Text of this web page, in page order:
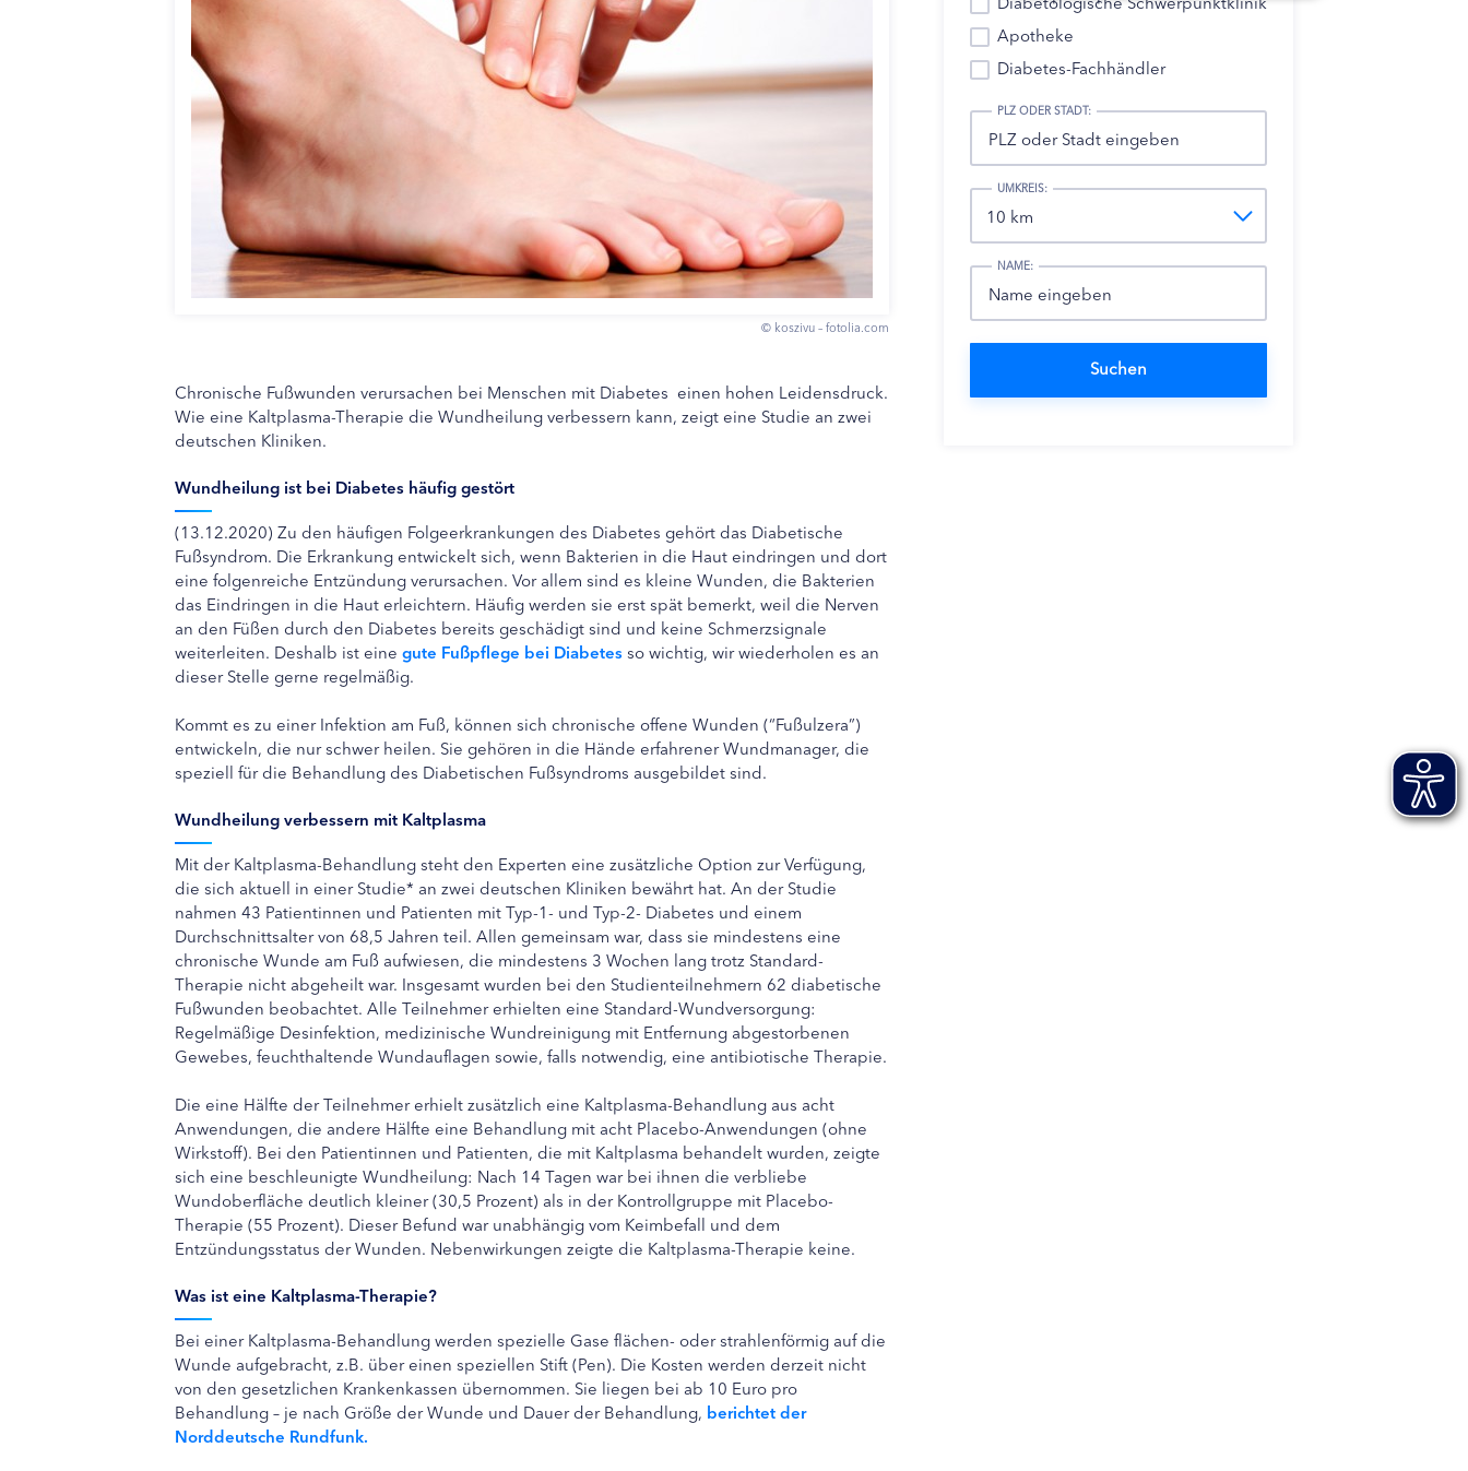
© koszivu – fotolia.com
Chronische Fußwunden verursachen bei Menschen mit Diabetes einen hohen Leidensdruck.
Wie eine Kaltplasma-Therapie die Wundheilung verbessern kann, zeigt eine Studie an zwei
deutschen Kliniken.
Wundheilung ist bei Diabetes häufig gestört
(13.12.2020) Zu den häufigen Folgeerkrankungen des Diabetes gehört das Diabetische
Fußsyndrom. Die Erkrankung entwickelt sich, wenn Bakterien in die Haut eindringen und dort
eine folgenreiche Entzündung verursachen. Vor allem sind es kleine Wunden, die Bakterien
das Eindringen in die Haut erleichtern. Häufig werden sie erst spät bemerkt, weil die Nerven
an den Füßen durch den Diabetes bereits geschädigt sind und keine Schmerzsignale
weiterleiten. Deshalb ist eine gute Fußpflege bei Diabetes so wichtig, wir wiederholen es an
dieser Stelle gerne regelmäßig.
Kommt es zu einer Infektion am Fuß, können sich chronische offene Wunden (“Fußulzera”)
entwickeln, die nur schwer heilen. Sie gehören in die Hände erfahrener Wundmanager, die
speziell für die Behandlung des Diabetischen Fußsyndroms ausgebildet sind.
Wundheilung verbessern mit Kaltplasma
Mit der Kaltplasma-Behandlung steht den Experten eine zusätzliche Option zur Verfügung,
die sich aktuell in einer Studie* an zwei deutschen Kliniken bewährt hat. An der Studie
nahmen 43 Patientinnen und Patienten mit Typ-1- und Typ-2- Diabetes und einem
Durchschnittsalter von 68,5 Jahren teil. Allen gemeinsam war, dass sie mindestens eine
chronische Wunde am Fuß aufwiesen, die mindestens 3 Wochen lang trotz Standard-
Therapie nicht abgeheilt war. Insgesamt wurden bei den Studienteilnehmern 62 diabetische
Fußwunden beobachtet. Alle Teilnehmer erhielten eine Standard-Wundversorgung:
Regelmäßige Desinfektion, medizinische Wundreinigung mit Entfernung abgestorbenen
Gewebes, feuchthaltende Wundauflagen sowie, falls notwendig, eine antibiotische Therapie.
Die eine Hälfte der Teilnehmer erhielt zusätzlich eine Kaltplasma-Behandlung aus acht
Anwendungen, die andere Hälfte eine Behandlung mit acht Placebo-Anwendungen (ohne
Wirkstoff). Bei den Patientinnen und Patienten, die mit Kaltplasma behandelt wurden, zeigte
sich eine beschleunigte Wundheilung: Nach 14 Tagen war bei ihnen die verbliebe
Wundoberfläche deutlich kleiner (30,5 Prozent) als in der Kontrollgruppe mit Placebo-
Therapie (55 Prozent). Dieser Befund war unabhängig vom Keimbefall und dem
Entzündungsstatus der Wunden. Nebenwirkungen zeigte die Kaltplasma-Therapie keine.
Was ist eine Kaltplasma-Therapie?
Bei einer Kaltplasma-Behandlung werden spezielle Gase flächen- oder strahlenförmig auf die
Wunde aufgebracht, z.B. über einen speziellen Stift (Pen). Die Kosten werden derzeit nicht
von den gesetzlichen Krankenkassen übernommen. Sie liegen bei ab 10 Euro pro
Behandlung – je nach Größe der Wunde und Dauer der Behandlung, berichtet der
Norddeutsche Rundfunk.
Apotheke
Diabetes-Fachhändler
PLZ ODER STADT:
UMKREIS:
NAME: